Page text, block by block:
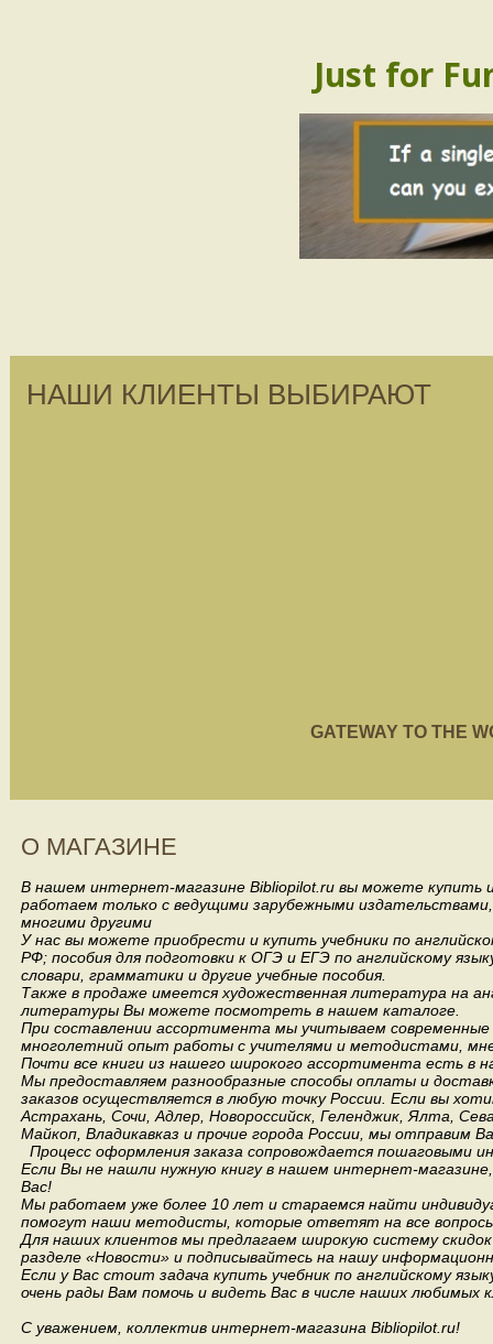
Just for
НАШИ КЛИЕНТЫ ВЫБИРАЮТ
GATEWAY TO THE
О МАГАЗИНЕ
В нашем интернет-магазине Bibliopilot.ru вы можете купить
работаем только с ведущими зарубежными издательствами,
многими другими
У нас вы можете приобрести и купить учебники по
РФ; пособия для подготовки к ОГЭ и ЕГЭ по английскому
словари, грамматики и другие учебные пособия.
Также в продаже имеется художественная литература на
литературы Вы можете посмотреть в нашем каталоге.
При составлении ассортимента мы учитываем
многолетний опыт работы с учителями и методистами,
Почти все книги из нашего широкого ассортимента есть в
Мы предоставляем разнообразные способы оплаты и
заказов осуществляется в любую точку России. Если вы
Астрахань, Сочи, Адлер, Новороссийск, Геленджик, Ялта,
Майкоп, Владикавказ и прочие города России, мы отправим
Процесс оформления заказа сопровождается пошаговыми
Если Вы не нашли нужную книгу в нашем интернет-
Вас!
Мы работаем уже более 10 лет и стараемся найти
помогут наши методисты, которые ответят на все
Для наших клиентов мы предлагаем широкую систему
разделе «Новости» и подписывайтесь на нашу
Если у Вас стоит задача купить учебник по английскому
очень рады Вам помочь и видеть Вас в числе наших любимых
С уважением, коллектив интернет-магазина Bibliopilot.ru!